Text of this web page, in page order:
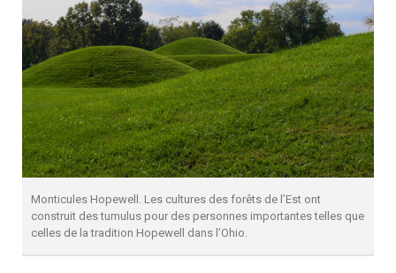
Monticules Hopewell. Les cultures des forêts de l’Est ont
construit des tumulus pour des personnes importantes telles que
celles de la tradition Hopewell dans l’Ohio.